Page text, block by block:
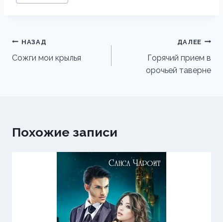
записи:
Навигация
по
НАЗАД
Сожги мои крылья
ДАЛЕЕ
Горячий прием в
орочьей таверне
Похожие записи